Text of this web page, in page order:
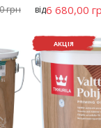
грн
від6 680,00
АКЦІЯ